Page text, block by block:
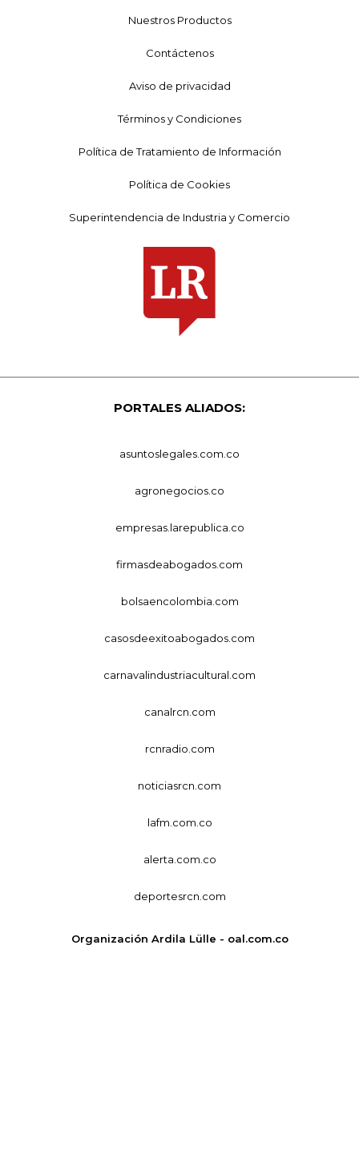
Nuestros Productos
Contáctenos
Aviso de privacidad
Términos y Condiciones
Política de Tratamiento de Información
Política de Cookies
Superintendencia de Industria y Comercio
PORTALES ALIADOS:
asuntoslegales.com.co
agronegocios.co
empresas.larepublica.co
firmasdeabogados.com
bolsaencolombia.com
casosdeexitoabogados.com
carnavalindustriacultural.com
canalrcn.com
rcnradio.com
noticiasrcn.com
lafm.com.co
alerta.com.co
deportesrcn.com
Organización Ardila Lülle - oal.com.co